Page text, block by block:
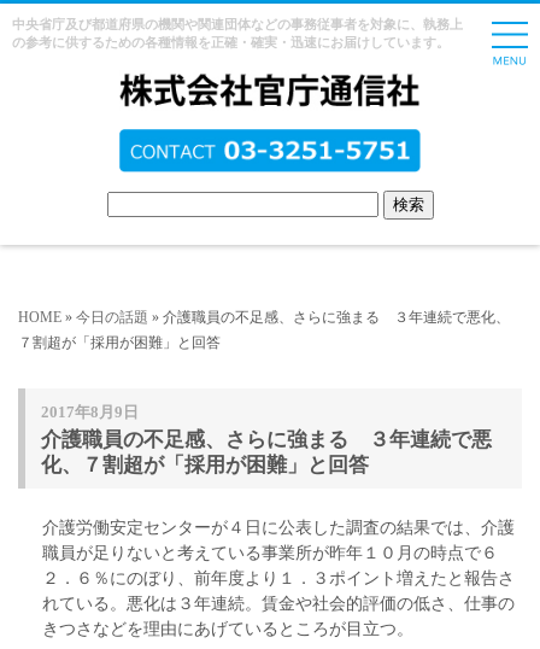
中央省庁及び都道府県の機関や関連団体などの事務従事者を対象に、執務上
の参考に供するための各種情報を正確・確実・迅速にお届けしています。
HOME » 今日の話題 » 介護職員の不足感、さらに強まる ３年連続で悪化、
７割超が「採用が困難」と回答
2017年8月9日
介護職員の不足感、さらに強まる ３年連続で悪
化、７割超が「採用が困難」と回答
介護労働安定センターが４日に公表した調査の結果では、介護
職員が足りないと考えている事業所が昨年１０月の時点で６
２．６％にのぼり、前年度より１．３ポイント増えたと報告さ
れている。悪化は３年連続。賃金や社会的評価の低さ、仕事の
きつさなどを理由にあげているところが目立つ。